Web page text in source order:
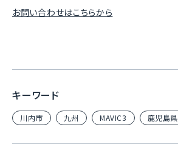
お問い合わせはこちらから
キーワード
川内市 九州 MAVIC3 鹿児島県